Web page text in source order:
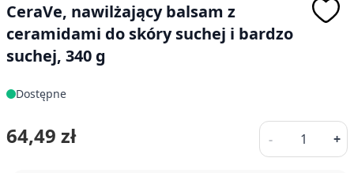
CeraVe, nawilżający balsam z
ceramidami do skóry suchej i bardzo
suchej, 340 g
Dostępne
64,49 zł -
Ilość
+